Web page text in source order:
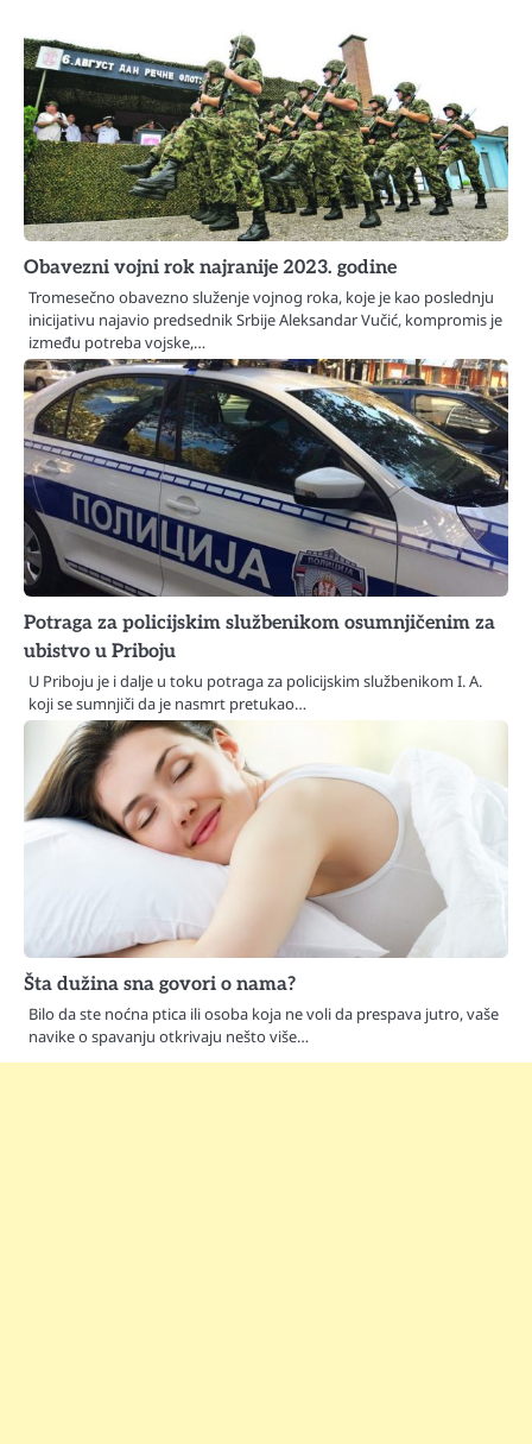
Obavezni vojni rok najranije 2023. godine
Tromesečno obavezno služenje vojnog roka, koje je kao poslednju
inicijativu najavio predsednik Srbije Aleksandar Vučić, kompromis je
između potreba vojske,…
Potraga za policijskim službenikom osumnjičenim za
ubistvo u Priboju
U Priboju je i dalje u toku potraga za policijskim službenikom I. A.
koji se sumnjiči da je nasmrt pretukao…
Šta dužina sna govori o nama?
Bilo da ste noćna ptica ili osoba koja ne voli da prespava jutro, vaše
navike o spavanju otkrivaju nešto više…